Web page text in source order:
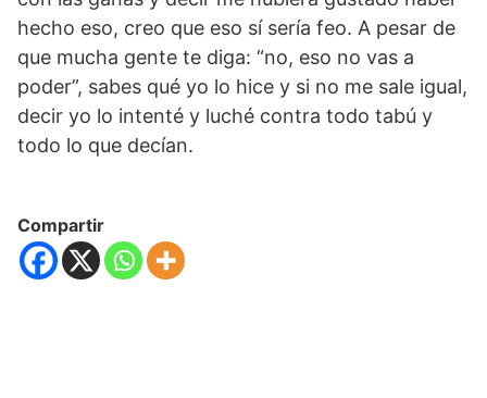
hecho eso, creo que eso sí sería feo. A pesar de
que mucha gente te diga: “no, eso no vas a
poder”, sabes qué yo lo hice y si no me sale igual,
decir yo lo intenté y luché contra todo tabú y
todo lo que decían.
Compartir